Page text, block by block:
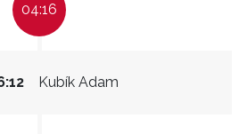
04:16
Kubík Adam